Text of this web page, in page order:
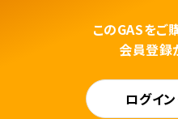
このGASをご
会員登録
ログイ